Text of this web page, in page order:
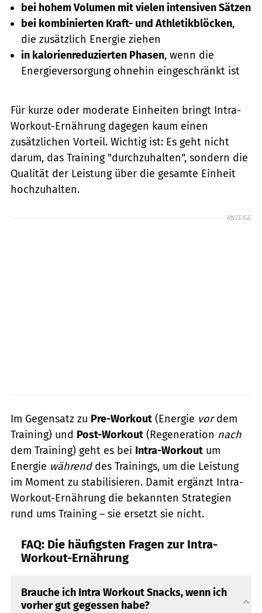
bei hohem Volumen mit vielen intensiven Sätzen
bei kombinierten Kraft- und Athletikblöcken,
die zusätzlich Energie ziehen
in kalorienreduzierten Phasen, wenn die
Energieversorgung ohnehin eingeschränkt ist
Für kurze oder moderate Einheiten bringt Intra-
Workout-Ernährung dagegen kaum einen
zusätzlichen Vorteil. Wichtig ist: Es geht nicht
darum, das Training "durchzuhalten", sondern die
Qualität der Leistung über die gesamte Einheit
hochzuhalten.
ANZEIGE
Im Gegensatz zu Pre-Workout (Energie vordem
Training) und Post-Workout (Regeneration nach
dem Training) geht es bei Intra-Workout um
Energie währenddes Trainings, um die Leistung
im Moment zu stabilisieren. Damit ergänzt Intra-
Workout-Ernährung die bekannten Strategien
rund ums Training – sie ersetzt sie nicht.
FAQ: Die häufigsten Fragen zur Intra-
Workout-Ernährung
Brauche ich Intra Workout Snacks, wenn ich
vorher gut gegessen habe?